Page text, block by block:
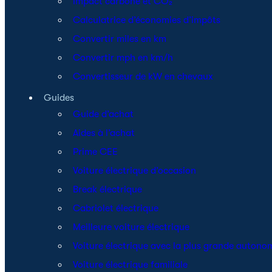
Calculatrice d’économies d’impôts
Convertir miles en km
Convertir mph en km/h
Convertisseur de kW en chevaux
Guides
Guide d’achat
Aides à l’achat
Prime CEE
Voiture électrique d’occasion
Break électrique
Cabriolet électrique
Meilleure voiture électrique
Voiture électrique avec la plus grande
Voiture électrique familiale